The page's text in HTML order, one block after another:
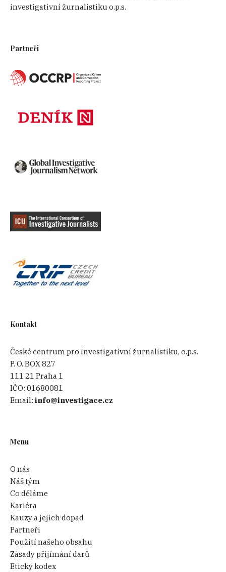
investigativní žurnalistiku o.p.s.
Partneři
Kontakt
České centrum pro investigativní žurnalistiku, o.p.s.
P. O. BOX 827
111 21 Praha 1
IČO:01680081
Email:info@investigace.cz
Menu
O nás
Náš tým
Co děláme
Kariéra
Kauzy a jejich dopad
Partneři
Použití našeho obsahu
Zásady přijímání darů
Etický kodex